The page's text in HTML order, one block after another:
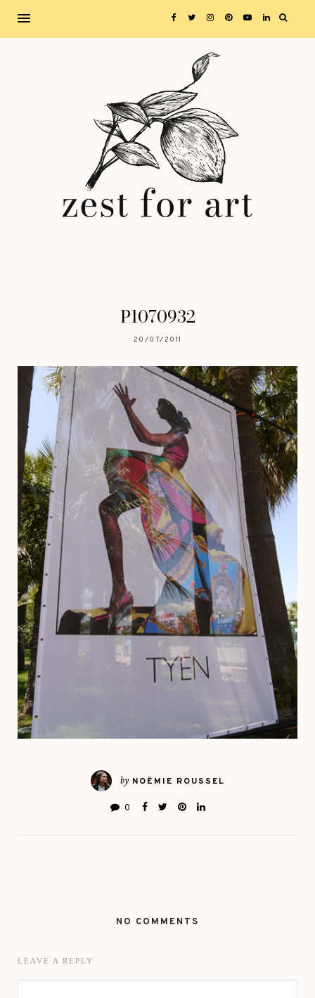
P1070932
20/07/2011
by NOËMIE ROUSSEL
0
NO COMMENTS
LEAVE A REPLY